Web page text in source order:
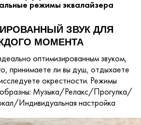
режимы эквалайзера
ЗВУК ДЛЯ
МОМЕНТА
оптимизированным звуком,
принимаете ли вы душ, отдыхаете
окрестности. Режимы
Музыка/Релакс/Прогулка/
Индивидуальная настройка